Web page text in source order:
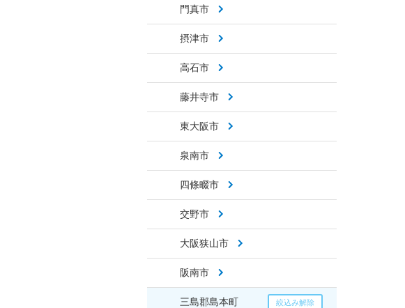
門真市
摂津市
高石市
藤井寺市
東大阪市
泉南市
四條畷市
交野市
大阪狭山市
阪南市
三島郡島本町